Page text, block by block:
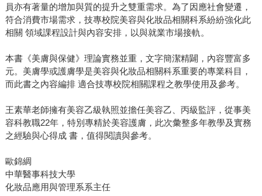
員亦有著量的增加與質的提升之雙重需求。為了因應社會變遷，
符合消費市場需求，技專校院美容與化妝品相關科系紛紛強化此
相關 領域課程設計與內容安排，以與就業市場接軌。
本書《美膚與保健》理論實務並重，文字簡潔精闢，內容豐富多
元。美膚學或護膚學是美容與化妝品相關科系重要的專業科目，
而此書之內容編排 適合技專校院相關課程之教學使用及參考。
王素華老師擁有美容乙級執照並擔任美容乙、丙級監評，從事美
容科教職22年，特別專精於美容護膚，此次彙整多年教學及實務
之經驗與心得成 書，值得閱讀與參考。
歐錦綢
中華醫事科技大學
化妝品應用與管理系系主任